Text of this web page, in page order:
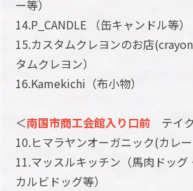
ー等）
14.P_CANDLE （缶キャンドル等）
15.カスタムクレヨンのお店
タムクレヨン）
16.Kamekichi（布小物）
＜南国市商工会館入り口前 テイ
10.ヒマラヤンオーガニック(カレ
11.マッスルキッチン（馬肉ドッ
カルビドッグ等）